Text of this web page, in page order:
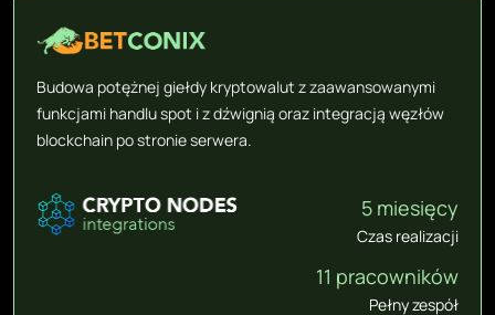
Budowa potężnej giełdy kryptowalut z zaawansowanymi
funkcjami handlu spot i z dźwignią oraz integracją węzłów
blockchain po stronie serwera.
5 miesięcy
Czas realizacji
11 pracowników
Pełny zespół